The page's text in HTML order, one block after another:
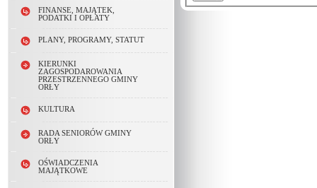
FINANSE, MAJĄTEK,
PODATKI I OPŁATY
PLANY, PROGRAMY, STATUT
KIERUNKI
ZAGOSPODAROWANIA
PRZESTRZENNEGO GMINY
ORŁY
KULTURA
RADA SENIORÓW GMINY
ORŁY
OŚWIADCZENIA
MAJĄTKOWE